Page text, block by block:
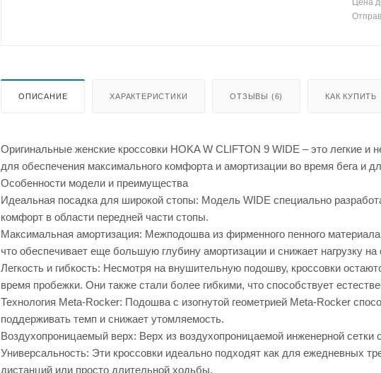
Цена
ОПИСАНИЕ ХАРАКТЕРИСТИКИ ОТЗЫВЫ (6) КАК КУПИТЬ
Оригинальные женские кроссовки HOKA W CLIFTON 9 WIDE – это легкие и
для обеспечения максимального комфорта и амортизации во время бега и
Особенности модели и преимущества
Идеальная посадка для широкой стопы: Модель WIDE специально
комфорт в области передней части стопы.
Максимальная амортизация: Межподошва из фирменного пенного
что обеспечивает еще большую глубину амортизации и снижает нагрузку
Легкость и гибкость: Несмотря на внушительную подошву, кроссовки
время пробежки. Они также стали более гибкими, что способствует
Технология Meta-Rocker: Подошва с изогнутой геометрией Meta-Rocker
поддерживать темп и снижает утомляемость.
Воздухопроницаемый верх: Верх из воздухопроницаемой инженерной
Универсальность: Эти кроссовки идеально подходят как для ежедневных
дистанций или просто длительной ходьбы.